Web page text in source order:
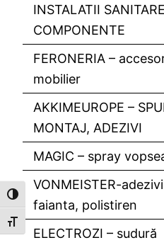
Toggle High Contrast
Toggle Font size
INSTALATII
COMPONENTE
FERONERIA –
mobilier
AKKIMEUROPE –
MONTAJ, ADEZIVI
MAGIC – spray
VONMEISTER-
faianta, polistiren
ELECTROZI – sudură